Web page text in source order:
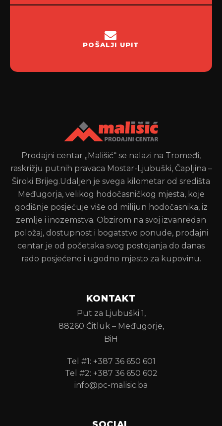
POŠALJI UPIT
Prodajni centar „Mališić“ se nalazi na Tromeđi,
raskrižju putnih pravaca Mostar-Ljubuški, Čapljina –
Široki Brijeg.Udaljen je svega kilometar od središta
Međugorja, velikog hodočasničkog mjesta, koje
godišnje posjećuje više od milijun hodočasnika, iz
zemlje i inozemstva. Obzirom na svoj izvanredan
položaj, dostupnost i bogatstvo ponude, prodajni
centar je od početaka svog postojanja do danas
rado posjećeno i ugodno mjesto za kupovinu.
KONTAKT
Put za Ljubuški 1,
88260 Čitluk – Međugorje,
BiH
Tel #1: +387 36 650 601
Tel #2: +387 36 650 602
info@pc-malisic.ba